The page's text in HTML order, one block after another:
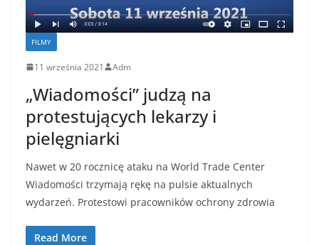
FILMY
11 września 2021 Adm
„Wiadomości” judzą na
protestujących lekarzy i
pielęgniarki
Nawet w 20 rocznicę ataku na World Trade Center
Wiadomości trzymają rękę na pulsie aktualnych
wydarzeń. Protestowi pracowników ochrony zdrowia
Read More